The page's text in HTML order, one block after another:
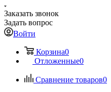
Заказать звонок
Задать вопрос
Войти
Корзина0
Отложенные0
Сравнение товаров0